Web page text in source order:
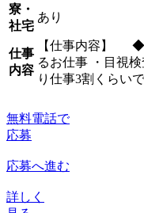
寮・
社宅
あり
仕事
内容
【仕事内容】 ◆
るお仕事 ・目視
り仕事3割くら
無料電話で
応募
応募へ進む
詳しく